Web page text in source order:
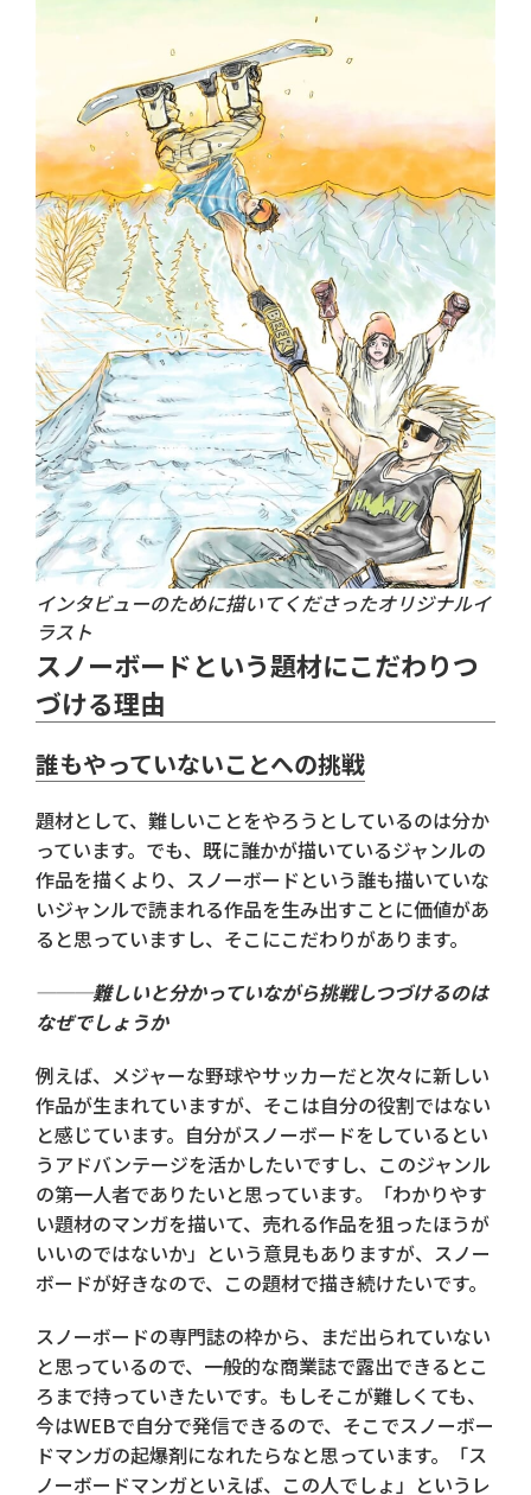
インタビューのために描いてくださったオリジナルイ
ラスト
スノーボードという題材にこだわりつ
づける理由
誰もやっていないことへの挑戦
題材として、難しいことをやろうとしているのは分か
っています。でも、既に誰かが描いているジャンルの
作品を描くより、スノーボードという誰も描いていな
いジャンルで読まれる作品を生み出すことに価値があ
ると思っていますし、そこにこだわりがあります。
───難しいと分かっていながら挑戦しつづけるのは
なぜでしょうか
例えば、メジャーな野球やサッカーだと次々に新しい
作品が生まれていますが、そこは自分の役割ではない
と感じています。自分がスノーボードをしているとい
うアドバンテージを活かしたいですし、このジャンル
の第一人者でありたいと思っています。「わかりやす
い題材のマンガを描いて、売れる作品を狙ったほうが
いいのではないか」という意見もありますが、スノー
ボードが好きなので、この題材で描き続けたいです。
スノーボードの専門誌の枠から、まだ出られていない
と思っているので、一般的な商業誌で露出できるとこ
ろまで持っていきたいです。もしそこが難しくても、
今はWEBで自分で発信できるので、そこでスノーボー
ドマンガの起爆剤になれたらなと思っています。「ス
ノーボードマンガといえば、この人でしょ」というレ